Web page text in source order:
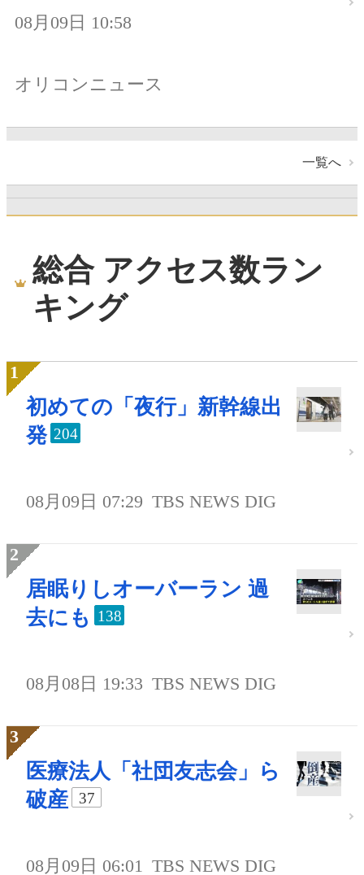
08月09日 10:58
オリコンニュース
一覧へ
総合 アクセス数ラン
キング
初めての「夜行」新幹線出
発 204
08月09日 07:29 TBS NEWS DIG
居眠りしオーバーラン 過
去にも
138
08月08日 19:33 TBS NEWS DIG
医療法人「社団友志会」ら
破産
37
08月09日 06:01 TBS NEWS DIG